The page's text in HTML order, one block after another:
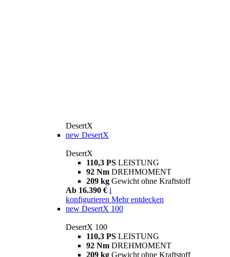
DesertX
new DesertX
DesertX
110,3 PS LEISTUNG
92 Nm DREHMOMENT
209 kg Gewicht ohne Kraftstoff
Ab 16.390 € i
konfigurieren Mehr entdecken
new DesertX 100
DesertX 100
110,3 PS LEISTUNG
92 Nm DREHMOMENT
209 kg Gewicht ohne Kraftstoff